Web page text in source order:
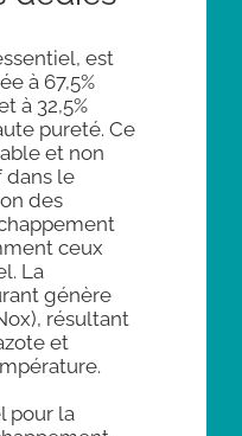
est
à 67,5%
à 32,5%
pureté. Ce
et non
dans le
des
ceux
La
génère
résultant
et
pour la